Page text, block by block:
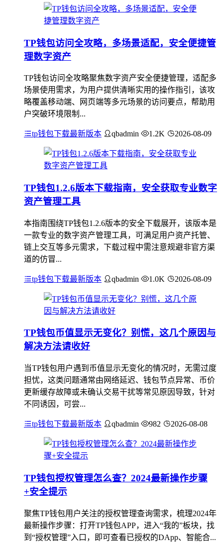
TP钱包访问全攻略，多场景适配，安全便捷管
理数字资产
TP钱包访问全攻略聚焦数字资产安全便捷管理，适配多
场景使用需求，为用户提供清晰实用的操作指引，该攻
略覆盖移动端、网页端等多元场景的访问要点，帮助用
户突破环境限制...
tp钱包下载最新版本 qbadmin 1.2K 2026-08-09
TP钱包1.2.6版本下载指南，安全获取专业数字
资产管理工具
本指南围绕TP钱包1.2.6版本的安全下载展开，该版本是
一款专业的数字资产管理工具，可满足用户资产托管、
链上交互等多元需求，下载过程中需注意规避非官方渠
道的仿冒...
tp钱包下载最新版本 qbadmin 1.0K 2026-08-09
TP钱包币值显示无变化？别慌，这几个原因与
解决方法请收好
当TP钱包用户遇到币值显示无变化的情况时，无需过度
担忧，这类问题通常由网络延迟、钱包节点异常、币价
更新缓存故障或未确认交易干扰等常见原因导致，针对
不同诱因，可尝...
tp钱包下载最新版本 qbadmin 982 2026-08-08
TP钱包授权管理怎么查？2024最新操作步骤
+安全提示
聚焦TP钱包用户关注的授权管理查询需求，梳理2024年
最新操作步骤：打开TP钱包APP，进入“我的”板块，找
到“授权管理”入口，即可查看已授权的DApp、智能合...